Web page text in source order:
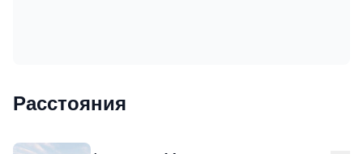
Расстояния